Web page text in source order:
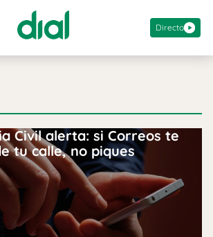
Directo
Civil alerta: si Correos te
tu calle, no piques